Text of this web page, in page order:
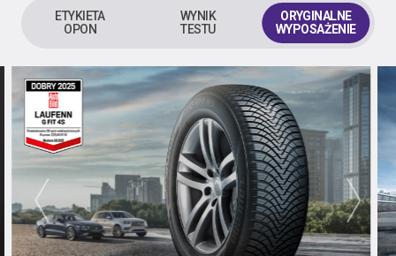
ETYKIETA
OPON
WYNIK
TESTU
ORYGINALNE
WYPOSAŻENIE
prev next